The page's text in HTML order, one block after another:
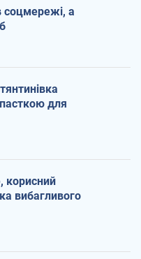
соцмережі, а
для
корисний
вибагливого